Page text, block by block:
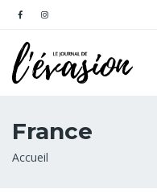
France
Fil
Accueil